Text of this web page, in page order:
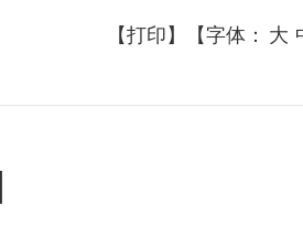
【打印】 【字体： 大